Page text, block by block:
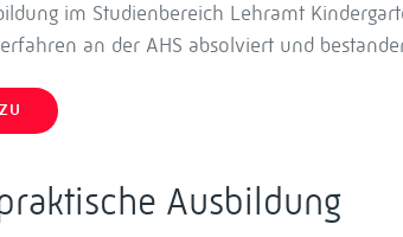
im Studienbereich Lehramt
an der AHS absolviert und
Ausbildung